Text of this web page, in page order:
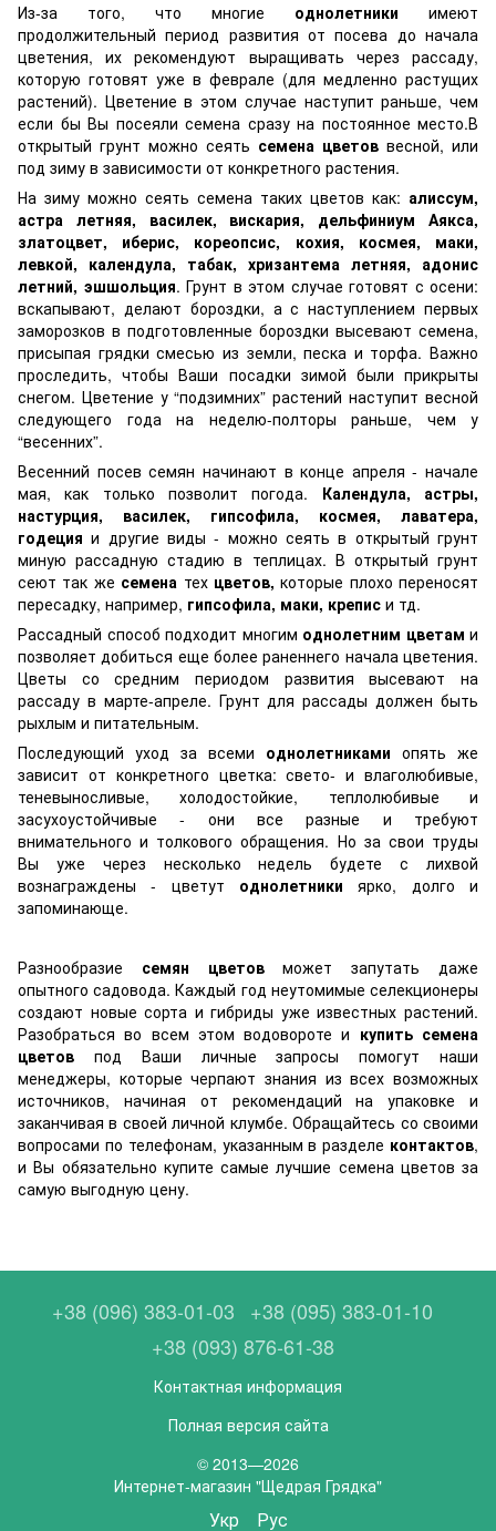
Из-за того, что многие однолетники имеют
продолжительный период развития от посева до начала
цветения, их рекомендуют выращивать через рассаду,
которую готовят уже в феврале (для медленно растущих
растений). Цветение в этом случае наступит раньше, чем
если бы Вы посеяли семена сразу на постоянное место.В
открытый грунт можно сеять семена цветов весной, или
под зиму в зависимости от конкретного растения.
На зиму можно сеять семена таких цветов как: алиссум,
астра летняя, василек, вискария, дельфиниум Аякса,
златоцвет, иберис, кореопсис, кохия, космея, маки,
левкой, календула, табак, хризантема летняя, адонис
летний, эшшольция. Грунт в этом случае готовят с осени:
вскапывают, делают бороздки, а с наступлением первых
заморозков в подготовленные бороздки высевают семена,
присыпая грядки смесью из земли, песка и торфа. Важно
проследить, чтобы Ваши посадки зимой были прикрыты
снегом. Цветение у “подзимних” растений наступит весной
следующего года на неделю-полторы раньше, чем у
“весенних”.
Весенний посев семян начинают в конце апреля - начале
мая, как только позволит погода. Календула, астры,
настурция, василек, гипсофила, космея, лаватера,
годеция и другие виды - можно сеять в открытый грунт
миную рассадную стадию в теплицах. В открытый грунт
сеют так же семена тех цветов, которые плохо переносят
пересадку, например, гипсофила, маки, крепис и тд.
Рассадный способ подходит многим однолетним цветам и
позволяет добиться еще более раненнего начала цветения.
Цветы со средним периодом развития высевают на
рассаду в марте-апреле. Грунт для рассады должен быть
рыхлым и питательным.
Последующий уход за всеми однолетниками опять же
зависит от конкретного цветка: свето- и влаголюбивые,
теневыносливые, холодостойкие, теплолюбивые и
засухоустойчивые - они все разные и требуют
внимательного и толкового обращения. Но за свои труды
Вы уже через несколько недель будете с лихвой
вознаграждены - цветут однолетники ярко, долго и
запоминающе.
Разнообразие семян цветовможет запутать даже
опытного садовода. Каждый год неутомимые селекционеры
создают новые сорта и гибриды уже известных растений.
Разобраться во всем этом водовороте и купить семена
цветов под Ваши личные запросы помогут наши
менеджеры, которые черпают знания из всех возможных
источников, начиная от рекомендаций на упаковке и
заканчивая в своей личной клумбе. Обращайтесь со своими
вопросами по телефонам, указанным в разделе контактов,
и Вы обязательно купите самые лучшие семена цветов за
самую выгодную цену.
+38 (096) 383-01-03
+38 (095) 383-01-10
+38 (093) 876-61-38
Контактная информация
Полная версия сайта
© 2013—2026
Интернет-магазин "Щедрая Грядка"
Укр Рус